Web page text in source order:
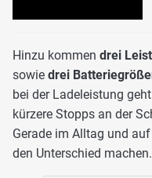
Hinzu kommen drei
sowie drei
bei der Ladeleistung
kürzere Stopps an der
Gerade im Alltag und
den Unterschied machen.